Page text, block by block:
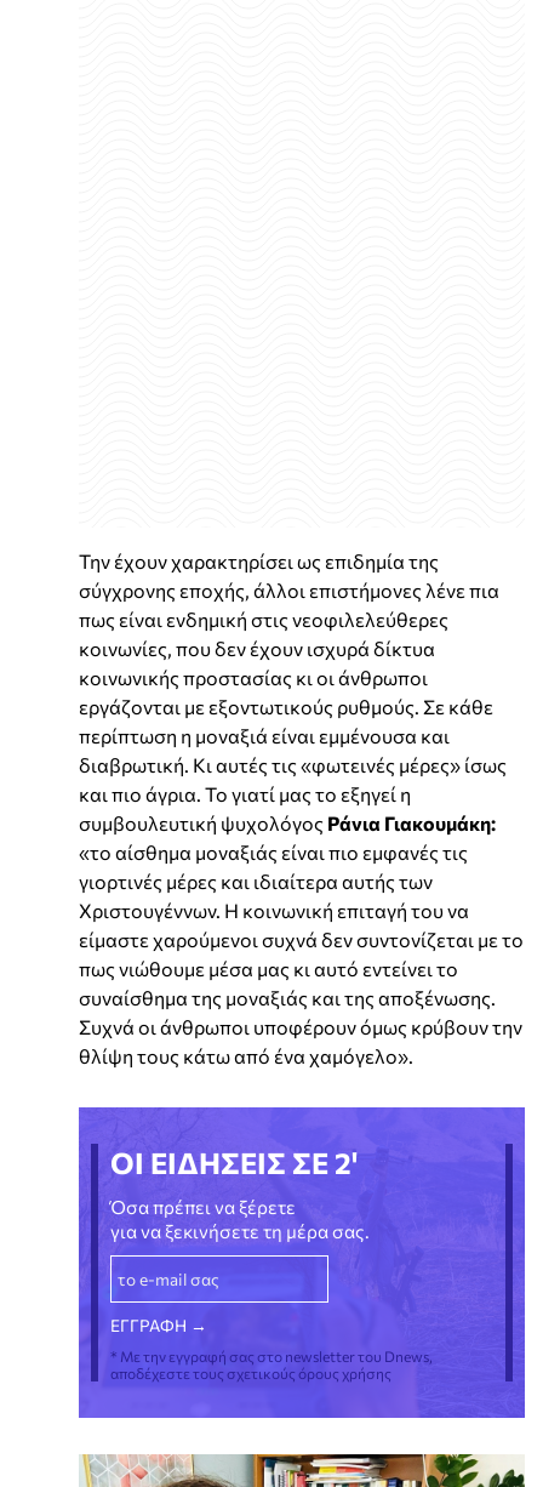
Την έχουν χαρακτηρίσει ως επιδημία της
σύγχρονης εποχής, άλλοι επιστήμονες λένε πια
πως είναι ενδημική στις νεοφιλελεύθερες
κοινωνίες, που δεν έχουν ισχυρά δίκτυα
κοινωνικής προστασίας κι οι άνθρωποι
εργάζονται με εξοντωτικούς ρυθμούς. Σε κάθε
περίπτωση η μοναξιά είναι εμμένουσα και
διαβρωτική. Κι αυτές τις «φωτεινές μέρες» ίσως
και πιο άγρια. Το γιατί μας το εξηγεί η
συμβουλευτική ψυχολόγος Ράνια Γιακουμάκη:
«το αίσθημα μοναξιάς είναι πιο εμφανές τις
γιορτινές μέρες και ιδιαίτερα αυτής των
Χριστουγέννων. Η κοινωνική επιταγή του να
είμαστε χαρούμενοι συχνά δεν συντονίζεται με το
πως νιώθουμε μέσα μας κι αυτό εντείνει το
συναίσθημα της μοναξιάς και της αποξένωσης.
Συχνά οι άνθρωποι υποφέρουν όμως κρύβουν την
θλίψη τους κάτω από ένα χαμόγελο».
ΟΙ ΕΙΔΗΣΕΙΣ ΣΕ 2'
Όσα πρέπει να ξέρετε
για να ξεκινήσετε τη μέρα σας.
* Με την εγγραφή σας στο newsletter του Dnews,
αποδέχεστε τους σχετικούς όρους χρήσης